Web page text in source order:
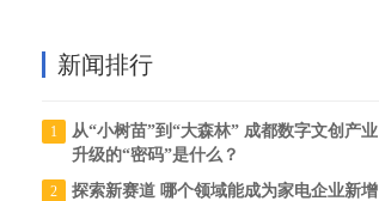
新闻排行
1
从“小树苗”到“大森林” 成都数字文创产业
升级的“密码”是什么？
2
探索新赛道 哪个领域能成为家电企业新增